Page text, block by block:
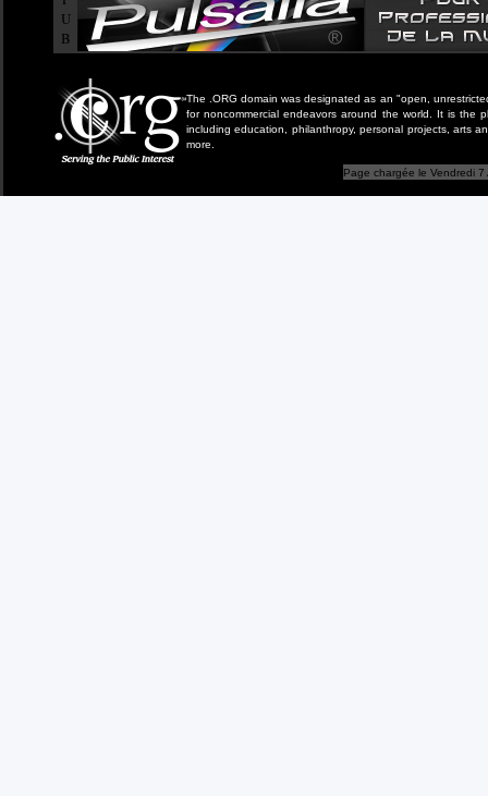
U
B
The .ORG domain was designated as an "open,
for noncommercial endeavors around the world. It is the
including education, philanthropy, personal projects, arts
more.
Page chargée le Vendredi